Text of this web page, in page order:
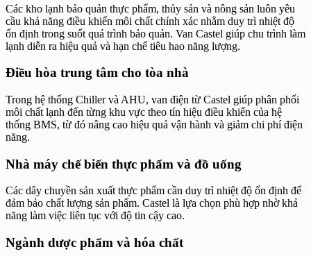
Các kho lạnh bảo quản thực phẩm, thủy sản và nông sản luôn yêu
cầu khả năng điều khiển môi chất chính xác nhằm duy trì nhiệt độ
ổn định trong suốt quá trình bảo quản. Van Castel giúp chu trình làm
lạnh diễn ra hiệu quả và hạn chế tiêu hao năng lượng.
Điều hòa trung tâm cho tòa nhà
Trong hệ thống Chiller và AHU, van điện từ Castel giúp phân phối
môi chất lạnh đến từng khu vực theo tín hiệu điều khiển của hệ
thống BMS, từ đó nâng cao hiệu quả vận hành và giảm chi phí điện
năng.
Nhà máy chế biến thực phẩm và đồ uống
Các dây chuyền sản xuất thực phẩm cần duy trì nhiệt độ ổn định để
đảm bảo chất lượng sản phẩm. Castel là lựa chọn phù hợp nhờ khả
năng làm việc liên tục với độ tin cậy cao.
Ngành dược phẩm và hóa chất